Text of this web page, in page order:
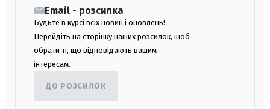
Email - розсилка
Будьте в курсі всіх новин і оновлень!
Перейдіть на сторінку наших розсилок, щоб
обрати ті, що відповідають вашим
інтересам.
ДО РОЗСИЛОК